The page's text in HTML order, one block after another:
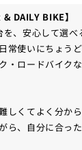
& DAILY BIKE】
を、安心して選
常使いにちょう
・ロードバイク
しくてよく分か
ら、自分に合っ